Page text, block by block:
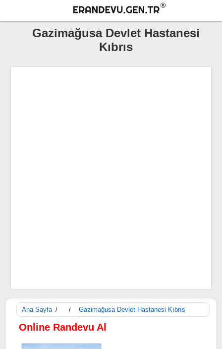
Gazimağusa Devlet Hastanesi
Kıbrıs
Ana Sayfa / / Gazimağusa Devlet Hastanesi Kıbrıs
Online Randevu Al